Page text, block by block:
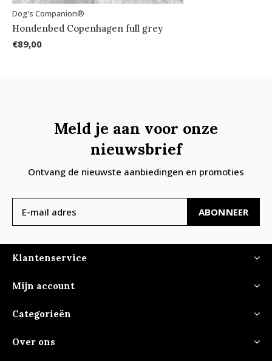
Dog's Companion®
Hondenbed Copenhagen full grey
€89,00
Meld je aan voor onze
nieuwsbrief
Ontvang de nieuwste aanbiedingen en promoties
ABONNEER
Klantenservice
Mijn account
Categorieën
Over ons